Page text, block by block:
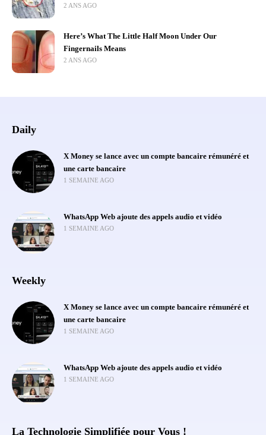
2 ANS AGO
Here’s What The Little Half Moon Under Our
Fingernails Means
2 ANS AGO
Daily
X Money se lance avec un compte bancaire rémunéré et
une carte bancaire
1 SEMAINE AGO
WhatsApp Web ajoute des appels audio et vidéo
1 SEMAINE AGO
Weekly
X Money se lance avec un compte bancaire rémunéré et
une carte bancaire
1 SEMAINE AGO
WhatsApp Web ajoute des appels audio et vidéo
1 SEMAINE AGO
La Technologie Simplifiée pour Vous !